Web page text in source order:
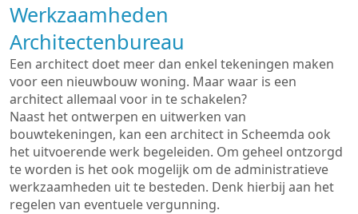
Werkzaamheden
Architectenbureau
Een architect doet meer dan enkel tekeningen maken
voor een nieuwbouw woning. Maar waar is een
architect allemaal voor in te schakelen?
Naast het ontwerpen en uitwerken van
bouwtekeningen, kan een architect in Scheemda ook
het uitvoerende werk begeleiden. Om geheel ontzorgd
te worden is het ook mogelijk om de administratieve
werkzaamheden uit te besteden. Denk hierbij aan het
regelen van eventuele vergunning.